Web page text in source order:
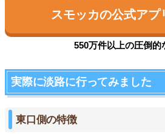
スモッカの公式アプ
550万件以上の圧倒的
実際に淡路に行ってみました
東口側の特徴